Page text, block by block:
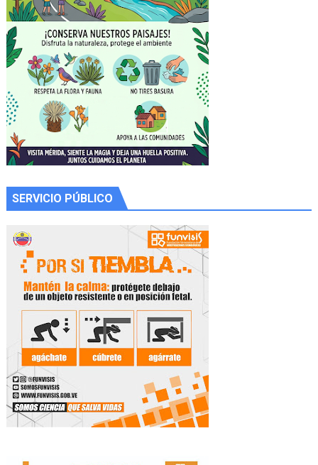
SERVICIO PÚBLICO